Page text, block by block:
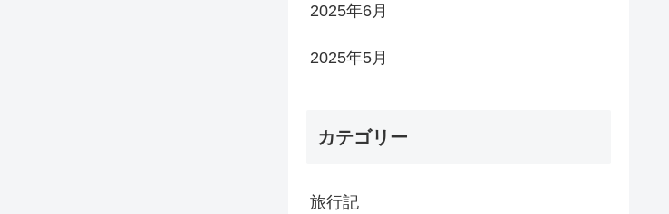
2025年6月
2025年5月
カテゴリー
旅行記